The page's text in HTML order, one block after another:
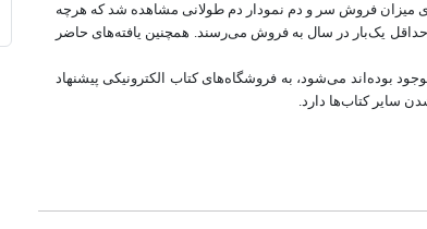
فروش سر و دم نمودار دم طولانی مشاهده شد که هرچه
به قانون 98 درصد اندرسون نزدیک می‌شود؛ یعنی 98 درصد از کتاب‌ها حداقل یک‌بار در سال به فروش می‌رسند. همچنین یافته‌های حاضر
بوده‌اند می‌شود، به فروشگاه‌های کتاب الکترونیکی پیشنهاد
سایر کتاب‌ها دارد.